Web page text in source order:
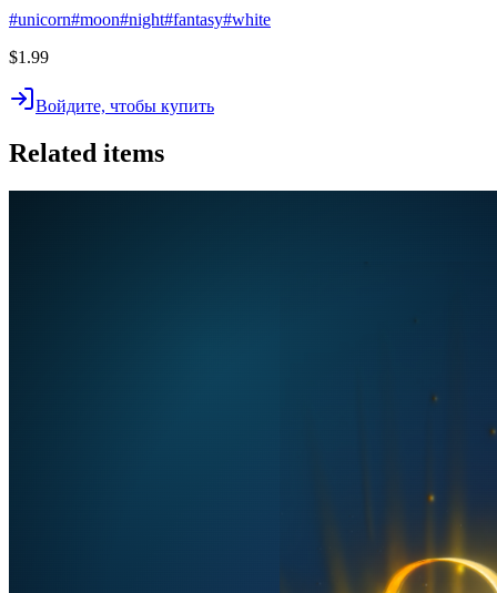
#unicorn#moon#night#fantasy#white
$1.99
Войдите, чтобы купить
Related items